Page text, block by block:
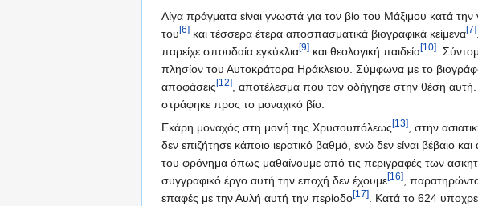
Λίγα πράγματα είναι γνωστά για τον βίο του Μάξιμου κατά
του[6] και τέσσερα έτερα αποσπασματικά βιογραφικά κείμενα[7]
παρείχε σπουδαία εγκύκλια[9] και θεολογική παιδεία[10] .
πλησίον του Αυτοκράτορα Ηράκλειου. Σύμφωνα με το
αποφάσεις[12]
, αποτέλεσμα που τον οδήγησε στην θέση αυτή.
στράφηκε προς το μοναχικό βίο.
Εκάρη μοναχός στη μονή της Χρυσουπόλεως[13]
, στην
δεν επιζήτησε κάποιο ιερατικό βαθμό, ενώ δεν είναι βέβαιο
του φρόνημα όπως μαθαίνουμε από τις περιγραφές των
συγγραφικό έργο αυτή την εποχή δεν έχουμε[16]
,
επαφές με την Αυλή αυτή την περίοδο[17]
. Κατά το 624